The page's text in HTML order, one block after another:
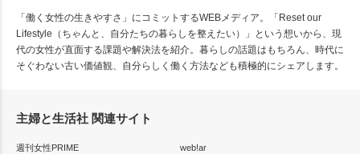
「働く女性の生きやすさ」にコミットするWEBメディア。「Reset our
Lifestyle（ちゃんと、自分たちの暮らしを整えたい）」という想いから、現
代の女性が直面する課題や解決法を紹介。暮らしの話題はもちろん、時代に
そぐわない古い価値観、自分らしく働く方法なども積極的にシェアします。
主婦と生活社 関連サイト
週刊女性PRIME web!ar